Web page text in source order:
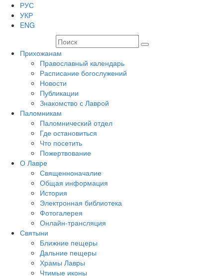
РУС
УКР
ENG
Прихожанам
Православный календарь
Расписание богослужений
Новости
Публикации
Знакомство с Лаврой
Паломникам
Паломнический отдел
Где остановиться
Что посетить
Пожертвование
О Лавре
Священноначалие
Общая информация
История
Электронная библиотека
Фотогалерея
Онлайн-трансляция
Святыни
Ближние пещеры
Дальние пещеры
Храмы Лавры
Чтимые иконы